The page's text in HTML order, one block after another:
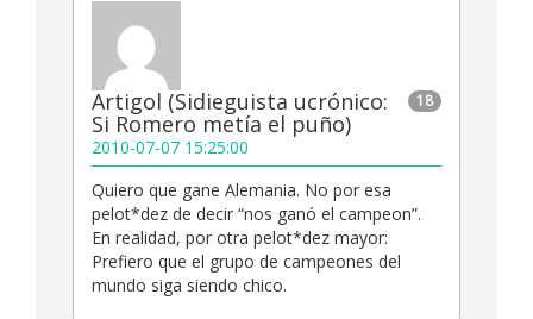
18
Artigol (Sidieguista ucrónico:
Si Romero metía el puño)
2010-07-07 15:25:00
Quiero que gane Alemania. No por esa
pelot*dez de decir “nos ganó el campeon”.
En realidad, por otra pelot*dez mayor:
Prefiero que el grupo de campeones del
mundo siga siendo chico.